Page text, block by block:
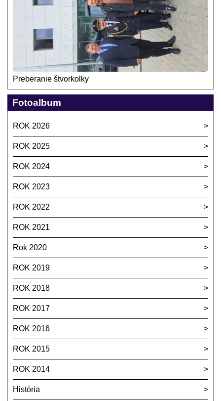
Preberanie štvorkolky
Fotoalbum
ROK 2026
ROK 2025
ROK 2024
ROK 2023
ROK 2022
ROK 2021
Rok 2020
ROK 2019
ROK 2018
ROK 2017
ROK 2016
ROK 2015
ROK 2014
História